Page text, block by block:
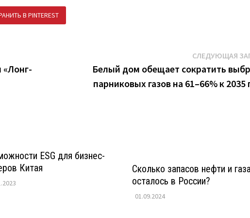
В PINTEREST
«Лонг-
СЛЕДУЮЩАЯ
Белый дом обещает сократить
парниковых газов на 61–66% к 2035
ESG для бизнес-
Китая
Сколько запасов нефти и
осталось в России?
01.09.2024